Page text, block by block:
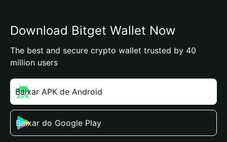
Download Bitget Wallet Now
The best and secure crypto wallet trusted by 40
million users
Baixar APK de Android
Baixar do Google Play